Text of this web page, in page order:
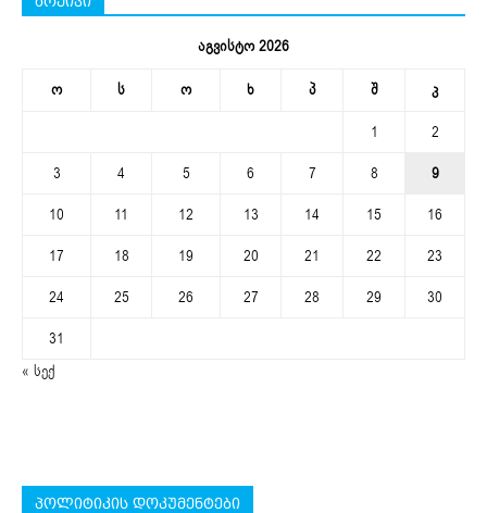
აგვისტო 2026
ო ს ო ხ პ შ კ
1
2
3
4 5 6 7 8
9
10
11 12 13 14 15
16
17
18 19 20 21 22
23
24
25 26 27 28 29
30
31
« სექ
პოლიტიკის დოკუმენტები